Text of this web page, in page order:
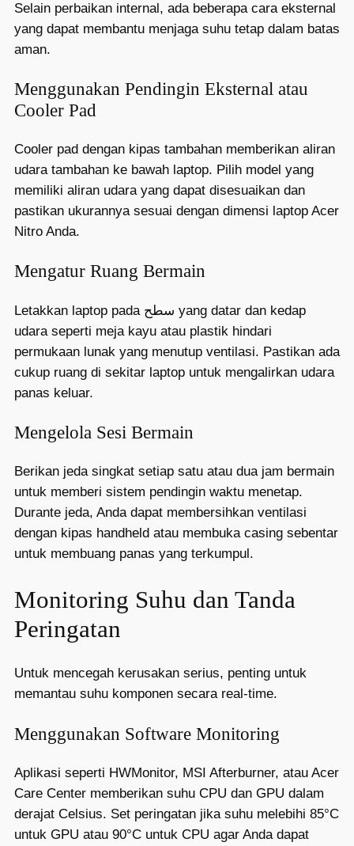
Selain perbaikan internal, ada beberapa cara eksternal
yang dapat membantu menjaga suhu tetap dalam batas
aman.
Menggunakan Pendingin Eksternal atau
Cooler Pad
Cooler pad dengan kipas tambahan memberikan aliran
udara tambahan ke bawah laptop. Pilih model yang
memiliki aliran udara yang dapat disesuaikan dan
pastikan ukurannya sesuai dengan dimensi laptop Acer
Nitro Anda.
Mengatur Ruang Bermain
Letakkan laptop pada سطح yang datar dan kedap
udara seperti meja kayu atau plastik hindari
permukaan lunak yang menutup ventilasi. Pastikan ada
cukup ruang di sekitar laptop untuk mengalirkan udara
panas keluar.
Mengelola Sesi Bermain
Berikan jeda singkat setiap satu atau dua jam bermain
untuk memberi sistem pendingin waktu menetap.
Durante jeda, Anda dapat membersihkan ventilasi
dengan kipas handheld atau membuka casing sebentar
untuk membuang panas yang terkumpul.
Monitoring Suhu dan Tanda
Peringatan
Untuk mencegah kerusakan serius, penting untuk
memantau suhu komponen secara real-time.
Menggunakan Software Monitoring
Aplikasi seperti HWMonitor, MSI Afterburner, atau Acer
Care Center memberikan suhu CPU dan GPU dalam
derajat Celsius. Set peringatan jika suhu melebihi 85°C
untuk GPU atau 90°C untuk CPU agar Anda dapat